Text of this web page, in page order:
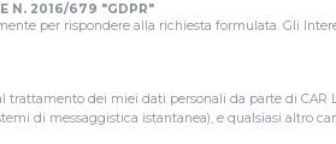
N. 2016/679 "GDPR"
per rispondere alla richiesta formulata. Gli
trattamento dei miei dati personali da parte di CAR
di messaggistica istantanea), e qualsiasi altro